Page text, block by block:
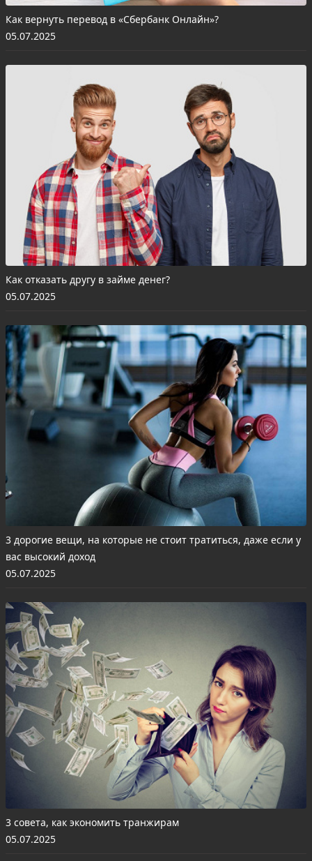
Как вернуть перевод в «Сбербанк Онлайн»?
05.07.2025
Как отказать другу в займе денег?
05.07.2025
3 дорогие вещи, на которые не стоит тратиться, даже если у
вас высокий доход
05.07.2025
3 совета, как экономить транжирам
05.07.2025